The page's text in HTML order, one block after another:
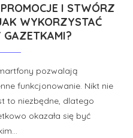
I STWÓRZ
WYKORZYSTAĆ
GAZETKAMI?
pozwalają
funkcjonowanie. Nikt nie
to niezbędne, dlatego
okazała się być